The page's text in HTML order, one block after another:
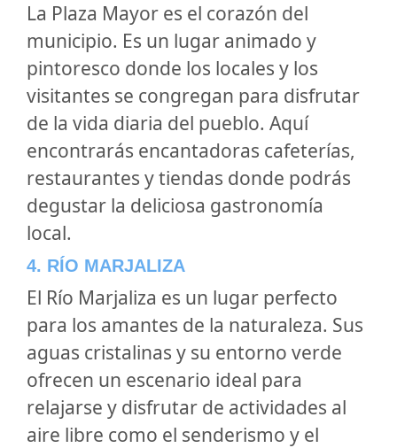
La Plaza Mayor es el corazón del
municipio. Es un lugar animado y
pintoresco donde los locales y los
visitantes se congregan para disfrutar
de la vida diaria del pueblo. Aquí
encontrarás encantadoras cafeterías,
restaurantes y tiendas donde podrás
degustar la deliciosa gastronomía
local.
4. RÍO MARJALIZA
El Río Marjaliza es un lugar perfecto
para los amantes de la naturaleza. Sus
aguas cristalinas y su entorno verde
ofrecen un escenario ideal para
relajarse y disfrutar de actividades al
aire libre como el senderismo y el